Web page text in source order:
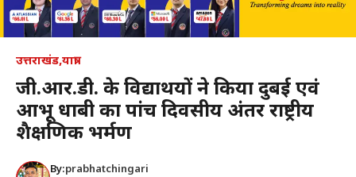
उत्तराखंड,यात्रा
जी.आर.डी. के विद्यार्थियों ने किया दुबई एवं
आभू धाबी का पांच दिवसीय अंतर राष्ट्रीय
शैक्षणिक भर्मण
By:prabhatchingari